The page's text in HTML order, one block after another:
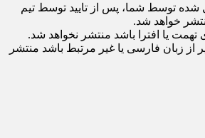
شده توسط شما، پس از تایید توسط تیم
خواهد شد.
تهمت یا افترا باشد منتشر نخواهد شد.
از زبان فارسی یا غیر مرتبط باشد منتشر